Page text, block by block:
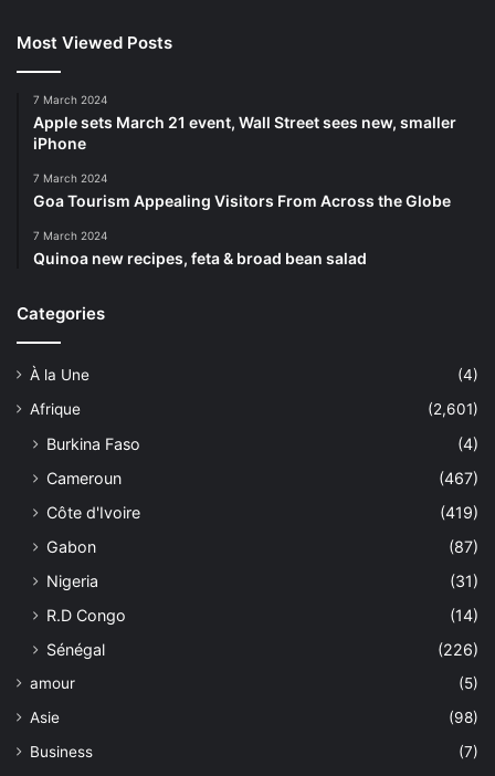
Most Viewed Posts
7 March 2024
Apple sets March 21 event, Wall Street sees new, smaller
iPhone
7 March 2024
Goa Tourism Appealing Visitors From Across the Globe
7 March 2024
Quinoa new recipes, feta & broad bean salad
Categories
À la Une
(4)
Afrique
(2,601)
Burkina Faso
(4)
Cameroun
(467)
Côte d'Ivoire
(419)
Gabon
(87)
Nigeria
(31)
R.D Congo
(14)
Sénégal
(226)
amour
(5)
Asie
(98)
Business
(7)